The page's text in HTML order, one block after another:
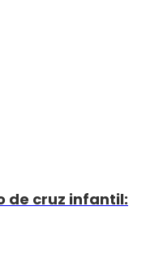
de cruz infantil: